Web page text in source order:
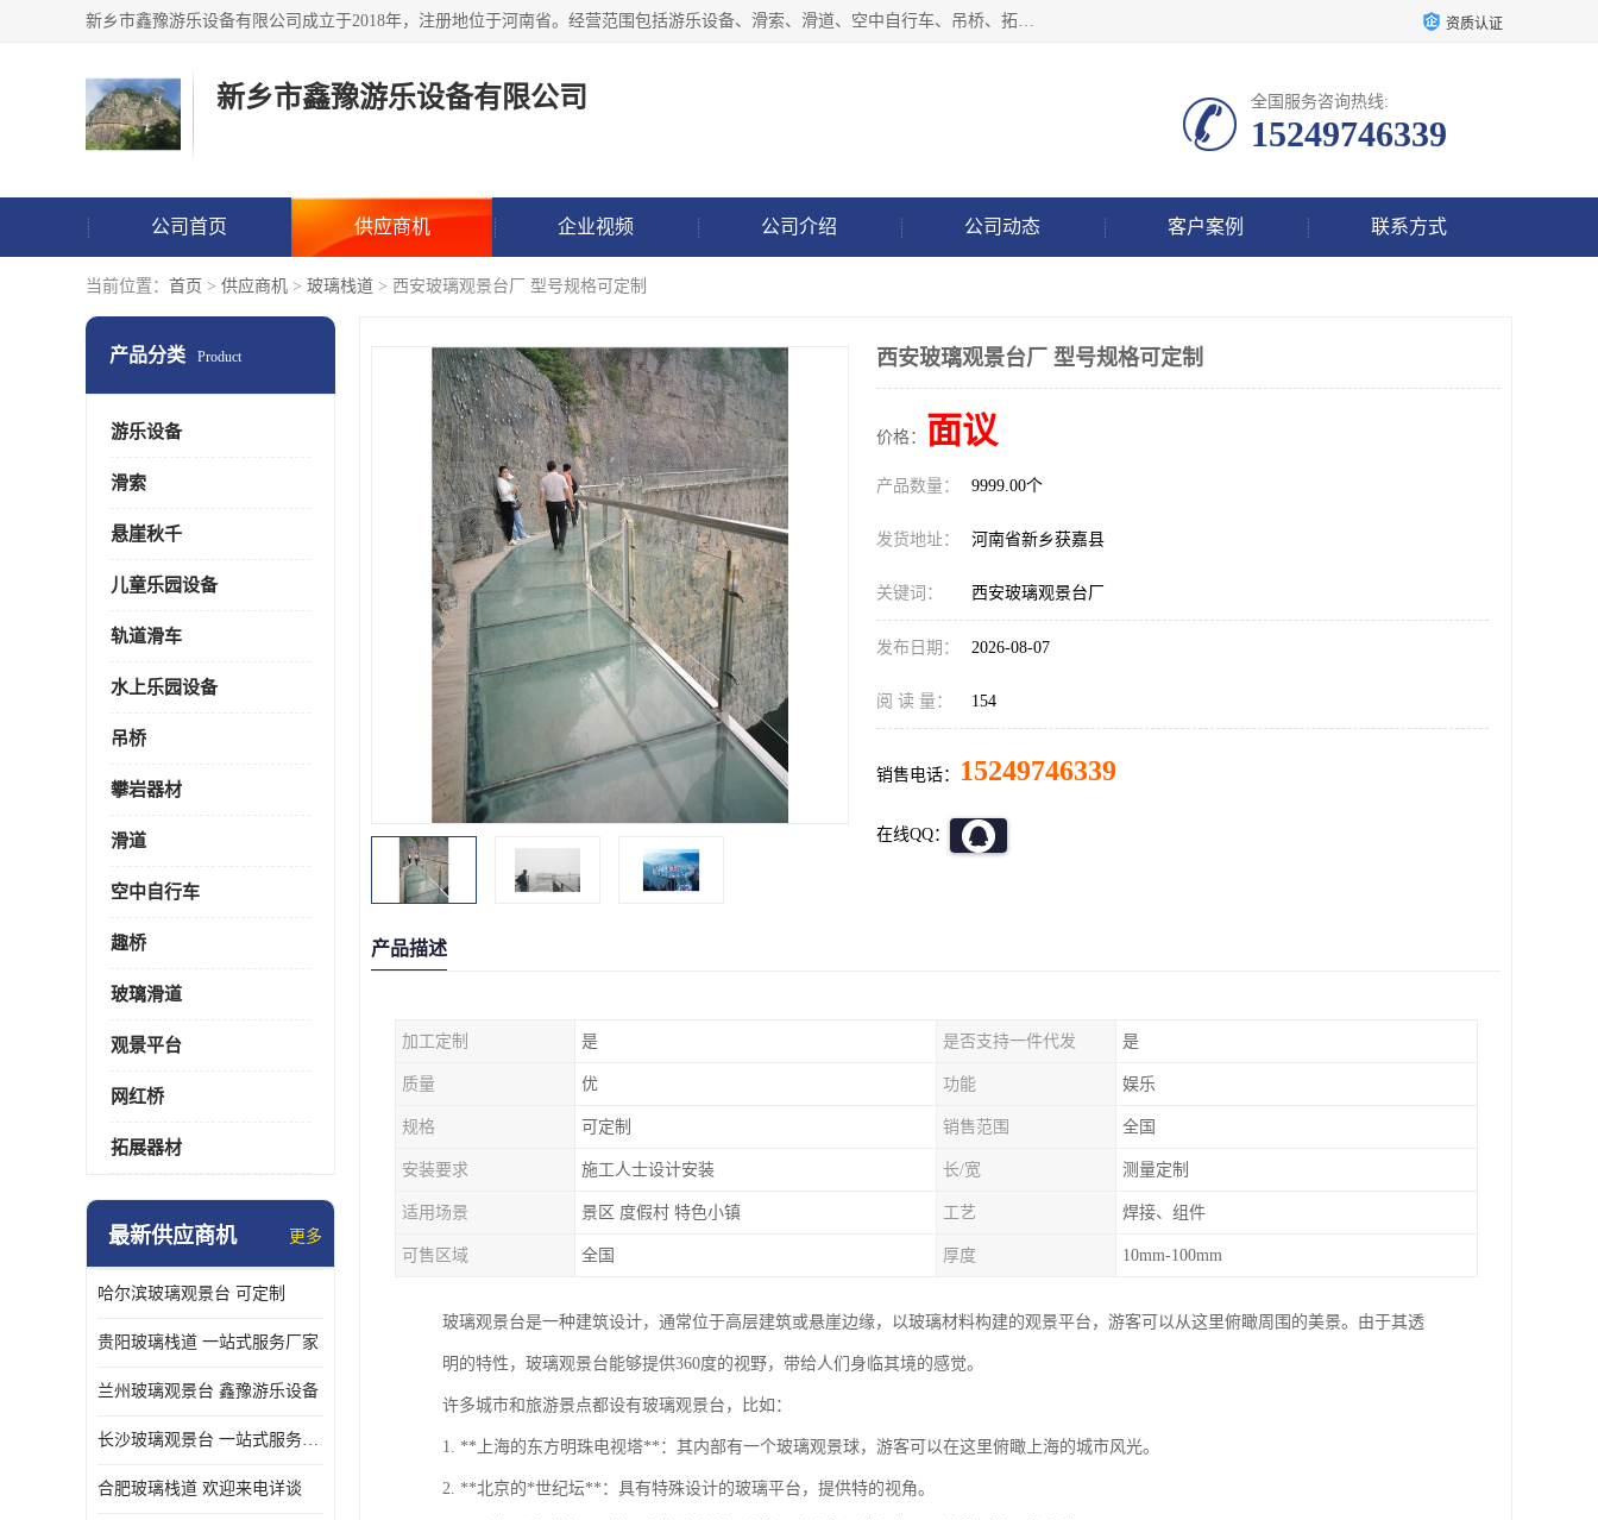
新乡市鑫豫游乐设备有限公司成立于2018年，注册地位于河南省。经营范围包括游乐设备、滑索、滑道、空中自行车、吊桥、拓展器材、攀岩器材、趣桥、悬崖秋千、网红桥、儿童乐园设备、水上乐园设备、丛林穿越设备、音乐呐喊设备、轨道滑车、栈道、玻璃滑道、观景平台、景观包装的设计、制造、销售、安装、维修，景区策划服务。 资质认证
新乡市鑫豫游乐设备有限公司 全国服务咨询热线:
15249746339
公司首页 供应商机 企业视频 公司介绍 公司动态 客户案例 联系方式
当前位置： 首页 > 供应商机 > 玻璃栈道 > 西安玻璃观景台厂 型号规格可定制
产品分类 Product
游乐设备
滑索
悬崖秋千
儿童乐园设备
轨道滑车
水上乐园设备
吊桥
攀岩器材
滑道
空中自行车
趣桥
玻璃滑道
观景平台
网红桥
拓展器材
最新供应商机 更多
哈尔滨玻璃观景台 可定制
贵阳玻璃栈道 一站式服务厂家
兰州玻璃观景台 鑫豫游乐设备
长沙玻璃观景台 一站式服务厂家
合肥玻璃栈道 欢迎来电详谈
西安玻璃观景台厂 型号规格可定制
价格： 面议
产品数量： 9999.00个
发货地址： 河南省新乡获嘉县
关键词： 西安玻璃观景台厂
发布日期： 2026-08-07
阅 读 量： 154
销售电话： 15249746339
在线QQ：
产品描述
加工定制 是 是否支持一件代发 是
质量 优 功能 娱乐
规格 可定制 销售范围 全国
安装要求 施工人士设计安装 长/宽 测量定制
适用场景 景区 度假村 特色小镇 工艺 焊接、组件
可售区域 全国 厚度 10mm-100mm
玻璃观景台是一种建筑设计，通常位于高层建筑或悬崖边缘，以玻璃材料构建的观景平台，游客可以从这里俯瞰周围的美景。由于其透
明的特性，玻璃观景台能够提供360度的视野，带给人们身临其境的感觉。
许多城市和旅游景点都设有玻璃观景台，比如：
1. **上海的东方明珠电视塔**：其内部有一个玻璃观景球，游客可以在这里俯瞰上海的城市风光。
2. **北京的*世纪坛**：具有特殊设计的玻璃平台，提供特的视角。